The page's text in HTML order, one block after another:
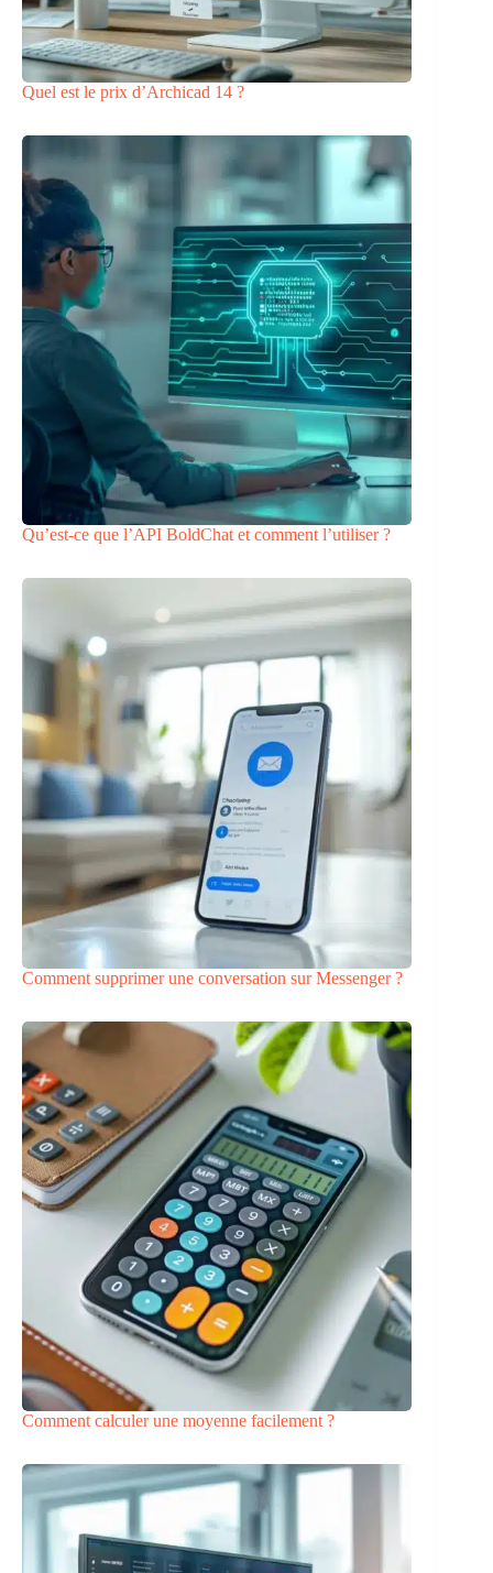
Quel est le prix d’Archicad 14 ?
Qu’est-ce que l’API BoldChat et comment l’utiliser ?
Comment supprimer une conversation sur Messenger ?
Comment calculer une moyenne facilement ?